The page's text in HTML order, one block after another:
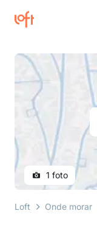
1 foto
Loft Onde morar